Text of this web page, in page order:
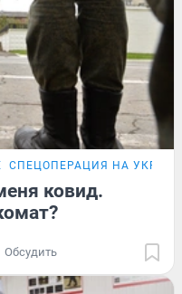
СПЕЦОПЕРАЦИЯ НА
ковид.
Обсудить